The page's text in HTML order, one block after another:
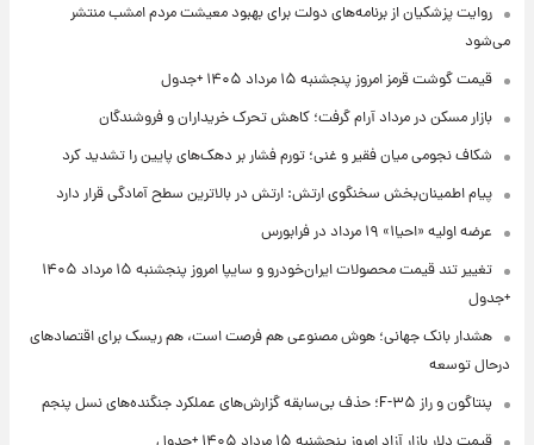
روایت پزشکیان از برنامه‌های دولت برای بهبود معیشت مردم امشب منتشر
می‌شود
قیمت گوشت قرمز امروز پنجشنبه ۱۵ مرداد ۱۴۰۵ +جدول
بازار مسکن در مرداد آرام گرفت؛ کاهش تحرک خریداران و فروشندگان
شکاف نجومی میان فقیر و غنی؛ تورم فشار بر دهک‌های پایین را تشدید کرد
پیام اطمینان‌بخش سخنگوی ارتش: ارتش در بالاترین سطح آمادگی قرار دارد
عرضه اولیه «احیا۱» ۱۹ مرداد در فرابورس
تغییر تند قیمت محصولات ایران‌خودرو و سایپا امروز پنجشنبه ۱۵ مرداد ۱۴۰۵
+جدول
هشدار بانک جهانی؛ هوش مصنوعی هم فرصت است، هم ریسک برای اقتصادهای
درحال توسعه
پنتاگون و راز F-۳۵؛ حذف بی‌سابقه گزارش‌های عملکرد جنگنده‌های نسل پنجم